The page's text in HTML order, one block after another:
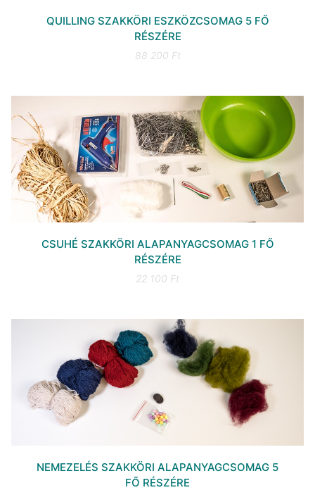
QUILLING SZAKKÖRI ESZKÖZCSOMAG 5 FŐ
RÉSZÉRE
88 200 Ft
CSUHÉ SZAKKÖRI ALAPANYAGCSOMAG 1 FŐ
RÉSZÉRE
22 100 Ft
NEMEZELÉS SZAKKÖRI ALAPANYAGCSOMAG 5
FŐ RÉSZÉRE